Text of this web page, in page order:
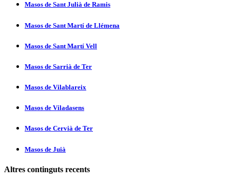
Masos de Sant Julià de Ramis
Masos de Sant Martí­ de Llémena
Masos de Sant Martí­ Vell
Masos de Sarrià de Ter
Masos de Vilablareix
Masos de Viladasens
Masos de Cervià de Ter
Masos de Juià
Altres continguts recents